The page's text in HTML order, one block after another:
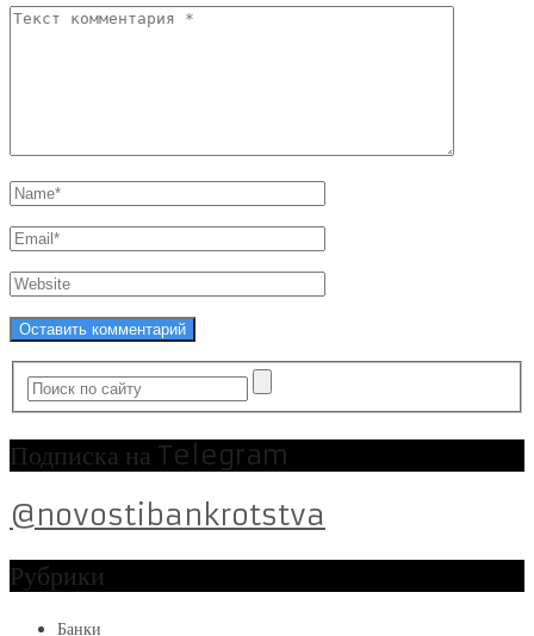
Подписка на Telegram
@novostibankrotstva
Рубрики
Банки